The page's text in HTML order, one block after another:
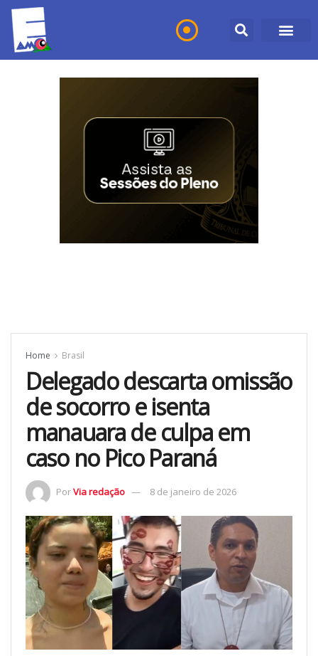
Home Brasil
Delegado descarta omissão
de socorro e isenta
manauara de culpa em
caso no Pico Paraná
PorVia redação 8 de janeiro de 2026